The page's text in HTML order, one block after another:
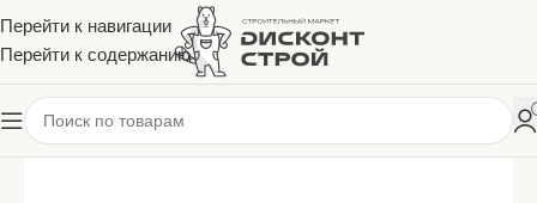
Перейти к навигации
Перейти к содержанию